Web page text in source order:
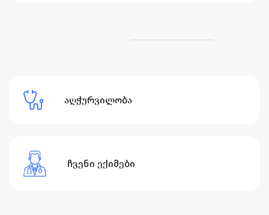
აღჭურვილობა
ჩვენი ექიმები